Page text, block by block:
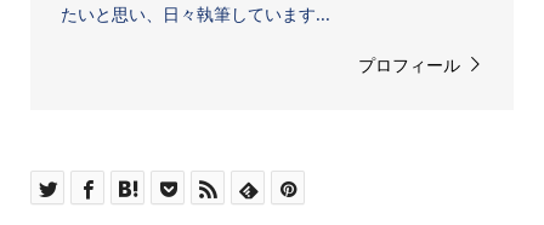
たいと思い、日々執筆しています...
プロフィール